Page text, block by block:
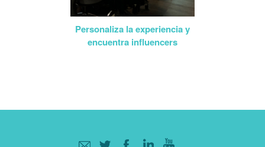
Personaliza la experiencia y
encuentra influencers